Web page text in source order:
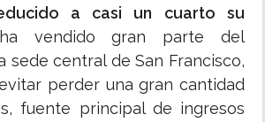
a casi un cuarto su
vendido gran parte del
sede central de San Francisco,
perder una gran cantidad
fuente principal de ingresos